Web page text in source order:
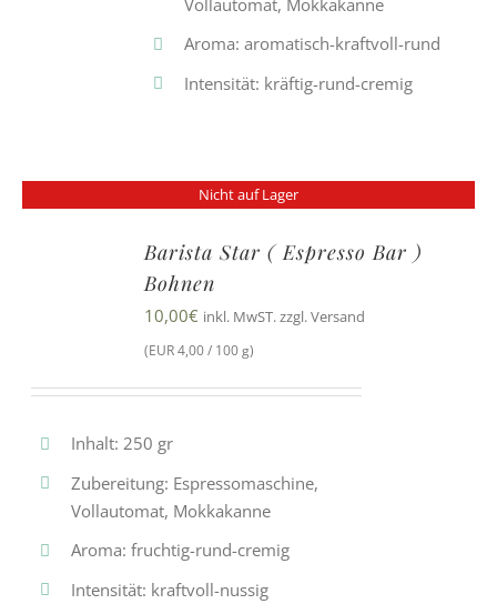
Aroma: aromatisch-kraftvoll-rund
Intensität: kräftig-rund-cremig
Nicht auf Lager
Barista Star ( Espresso Bar )
Bohnen
10,00€ inkl. MwST. zzgl. Versand
(EUR 4,00 / 100 g)
Inhalt: 250 gr
Zubereitung: Espressomaschine,
Vollautomat, Mokkakanne
Aroma: fruchtig-rund-cremig
Intensität: kraftvoll-nussig